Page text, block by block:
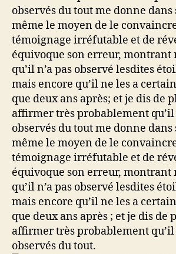
observés du tout me donne dans
même le moyen de le
témoignage irréfutable et de
équivoque son erreur, montrant
qu’il n’a pas observé lesdites
mais encore qu’il ne les a
que deux ans après; et je dis de
affirmer très probablement qu’il
observés du tout me donne dans
même le moyen de le
témoignage irréfutable et de
équivoque son erreur, montrant
qu’il n’a pas observé lesdites
mais encore qu’il ne les a
que deux ans après ; et je dis de
affirmer très probablement qu’il
observés du tout.